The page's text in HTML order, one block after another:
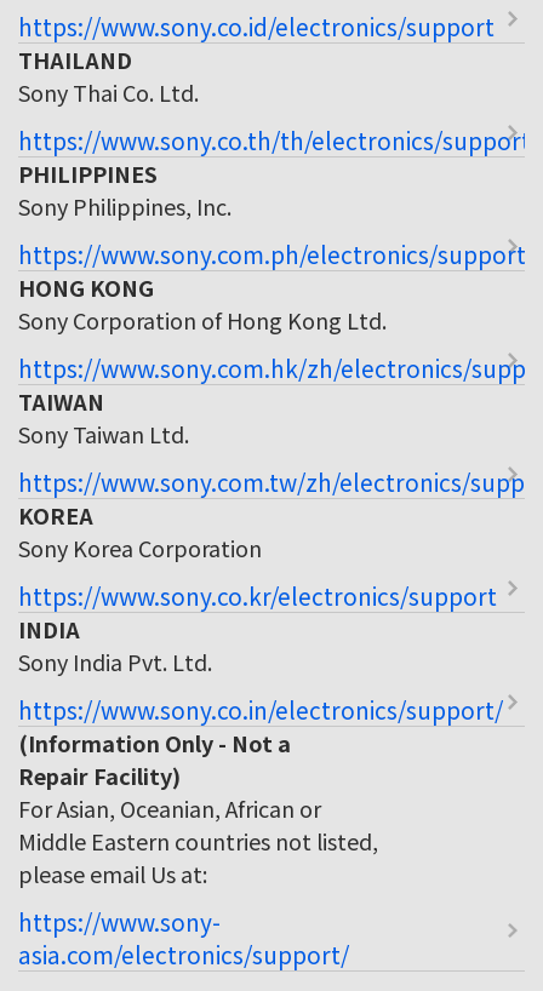
https://www.sony.co.id/electronics/support
THAILAND
Sony Thai Co. Ltd.
https://www.sony.co.th/th/electronics/support
PHILIPPINES
Sony Philippines, Inc.
https://www.sony.com.ph/electronics/support
HONG KONG
Sony Corporation of Hong Kong Ltd.
https://www.sony.com.hk/zh/electronics/
TAIWAN
Sony Taiwan Ltd.
https://www.sony.com.tw/zh/electronics/
KOREA
Sony Korea Corporation
https://www.sony.co.kr/electronics/support
INDIA
Sony India Pvt. Ltd.
https://www.sony.co.in/electronics/support/
(Information Only - Not a
Repair Facility)
For Asian, Oceanian, African or
Middle Eastern countries not listed,
please email Us at:
https://www.sony-
asia.com/electronics/support/